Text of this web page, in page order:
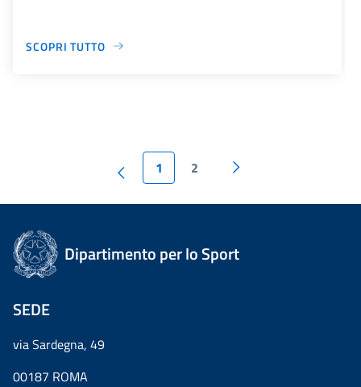
SCOPRI TUTTO
1 2
Dipartimento per lo Sport
SEDE
via Sardegna, 49
00187 ROMA